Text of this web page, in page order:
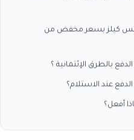
كيلز بسعر مخفض من
بالطرق الإئتمانية ؟
عند الاستلام؟
أفعل؟